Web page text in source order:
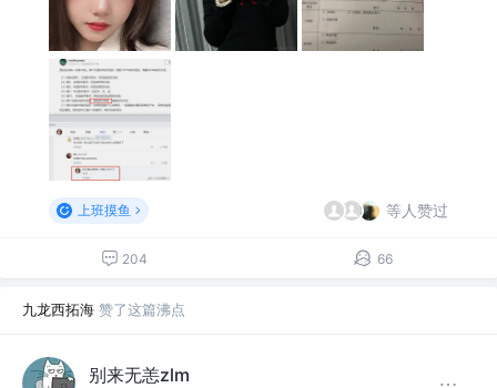
上班摸鱼 等人赞过
204 66
九龙西拓海 赞了这篇沸点
别来无恙zlm